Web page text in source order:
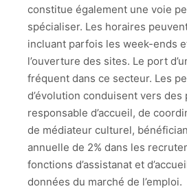
constitue également une voie
spécialiser. Les horaires
incluant parfois les week-ends
l’ouverture des sites. Le port
fréquent dans ce secteur. Les
d’évolution conduisent vers des
responsable d’accueil, de
de médiateur culturel,
annuelle de 2% dans les
fonctions d’assistanat et
données du marché de l’emploi.